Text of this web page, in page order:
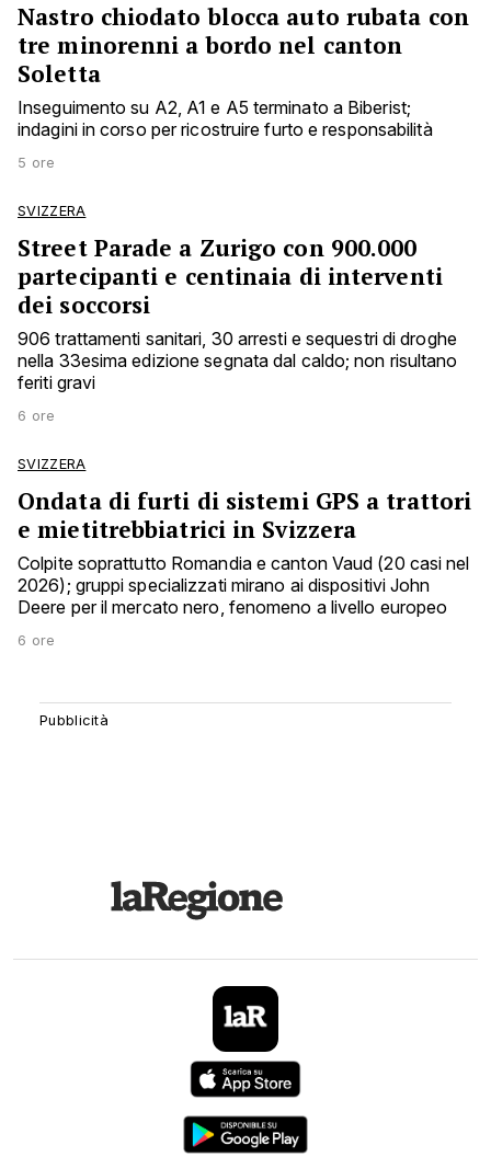
Nastro chiodato blocca auto rubata con
tre minorenni a bordo nel canton
Soletta
Inseguimento su A2, A1 e A5 terminato a Biberist;
indagini in corso per ricostruire furto e responsabilità
5 ore
SVIZZERA
Street Parade a Zurigo con 900.000
partecipanti e centinaia di interventi
dei soccorsi
906 trattamenti sanitari, 30 arresti e sequestri di droghe
nella 33esima edizione segnata dal caldo; non risultano
feriti gravi
6 ore
SVIZZERA
Ondata di furti di sistemi GPS a trattori
e mietitrebbiatrici in Svizzera
Colpite soprattutto Romandia e canton Vaud (20 casi nel
2026); gruppi specializzati mirano ai dispositivi John
Deere per il mercato nero, fenomeno a livello europeo
6 ore